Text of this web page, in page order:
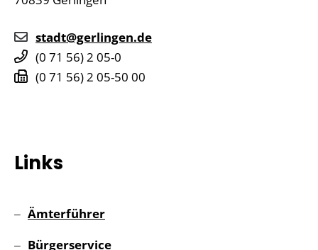
stadt@gerlingen.de
(0 71 56) 2 05-0
(0 71 56) 2 05-50 00
Links
Ämterführer
Bürgerservice